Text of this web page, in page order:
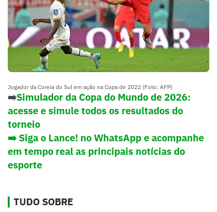
Jogador da Coreia do Sul em ação na Copa de 2022 (Foto: AFP)
➡️Simulador da Copa do Mundo de 2026:
acesse e simule todos os resultados do
torneio
➡️ Siga o Lance! no WhatsApp e acompanhe
em tempo real as principais notícias do
esporte
TUDO SOBRE